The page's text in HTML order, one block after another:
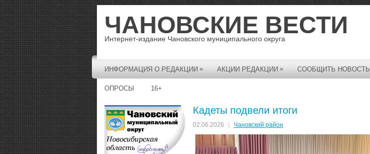
ЧАНОВСКИЕ ВЕСТИ
Интернет-издание Чановского муниципального округа
ИНФОРМАЦИЯ О РЕДАКЦИИ » АКЦИИ РЕДАКЦИИ » СООБЩИТЬ НОВОСТЬ
ОПРОСЫ 16+
Кадеты подвели итоги
02.06.2026 Чановский район